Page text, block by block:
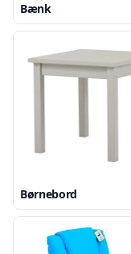
Bænk
Børnebord